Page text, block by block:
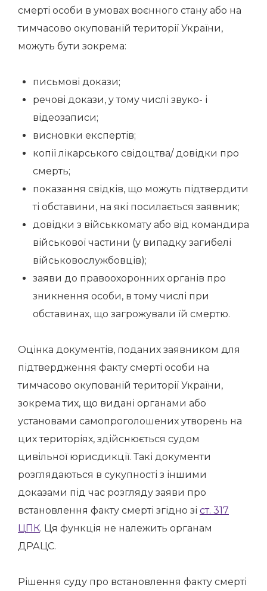
смерті особи в умовах воєнного стану або на
тимчасово окупованій території України,
можуть бути зокрема:
письмові докази;
речові докази, у тому числі звуко- і
відеозаписи;
висновки експертів;
копії лікарського свідоцтва/ довідки про
смерть;
показання свідків, що можуть підтвердити
ті обставини, на які посилається заявник;
довідки з військкомату або від командира
військової частини (у випадку загибелі
військовослужбовців);
заяви до правоохоронних органів про
зникнення особи, в тому числі при
обставинах, що загрожували їй смертю.
Оцінка документів, поданих заявником для
підтвердження факту смерті особи на
тимчасово окупованій території України,
зокрема тих, що видані органами або
установами самопроголошених утворень на
цих територіях, здійснюється судом
цивільної юрисдикції. Такі документи
розглядаються в сукупності з іншими
доказами під час розгляду заяви про
встановлення факту смерті згідно зі ст. 317
ЦПК. Ця функція не належить органам
ДРАЦС.
Рішення суду про встановлення факту смерті